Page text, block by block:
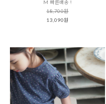
M 빠른배송 !
18,700원
13,090원